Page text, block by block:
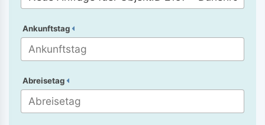
Ankunftstag
Abreisetag